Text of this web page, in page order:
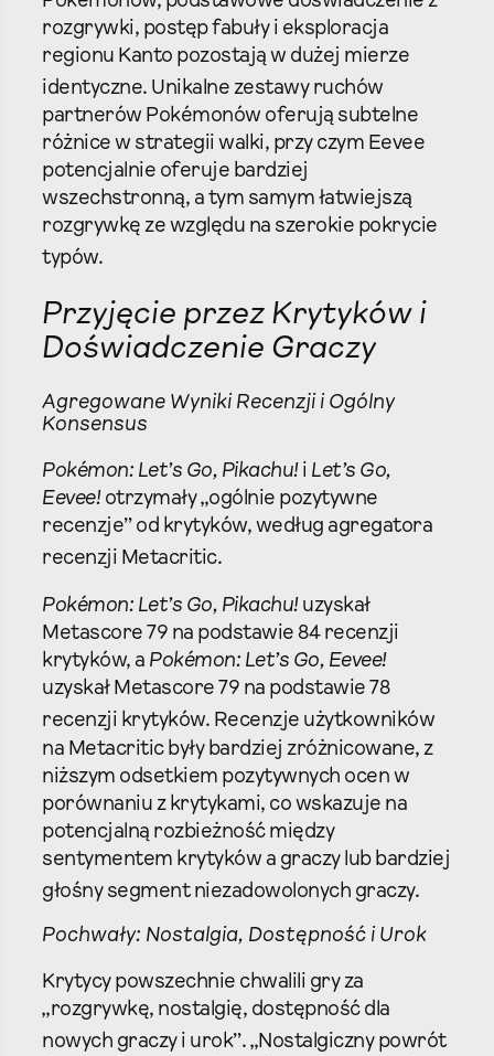
rozgrywki, postęp fabuły i eksploracja
regionu Kanto pozostają w dużej mierze
identyczne. Unikalne zestawy ruchów
partnerów Pokémonów oferują subtelne
różnice w strategii walki, przy czym Eevee
potencjalnie oferuje bardziej
wszechstronną, a tym samym łatwiejszą
rozgrywkę ze względu na szerokie pokrycie
typów.
Przyjęcie przez Krytyków i
Doświadczenie Graczy
Agregowane Wyniki Recenzji i Ogólny
Konsensus
Pokémon: Let’s Go, Pikachu! i Let’s Go,
Eevee! otrzymały „ogólnie pozytywne
recenzje” od krytyków, według agregatora
recenzji Metacritic.
Pokémon: Let’s Go, Pikachu! uzyskał
Metascore 79 na podstawie 84 recenzji
krytyków, a Pokémon: Let’s Go, Eevee!
uzyskał Metascore 79 na podstawie 78
recenzji krytyków. Recenzje użytkowników
na Metacritic były bardziej zróżnicowane, z
niższym odsetkiem pozytywnych ocen w
porównaniu z krytykami, co wskazuje na
potencjalną rozbieżność między
sentymentem krytyków a graczy lub bardziej
głośny segment niezadowolonych graczy.
Pochwały: Nostalgia, Dostępność i Urok
Krytycy powszechnie chwalili gry za
„rozgrywkę, nostalgię, dostępność dla
nowych graczy i urok”. „Nostalgiczny powrót